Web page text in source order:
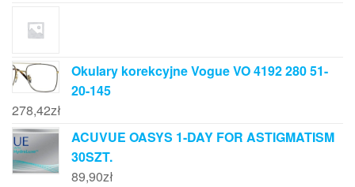
Okulary korekcyjne Vogue VO 4192 280 51-
20-145
278,42zł
ACUVUE OASYS 1-DAY FOR ASTIGMATISM
30SZT.
89,90zł